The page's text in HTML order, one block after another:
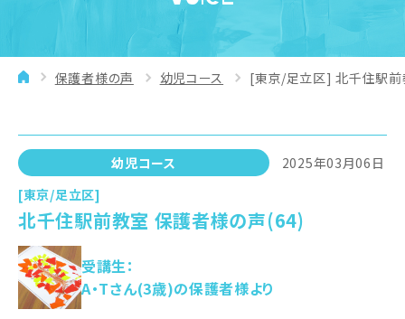
保護者様の声 幼児コース [東京/足立区] 北千住駅
幼児コース
2025年03月06日
[東京/足立区]
北千住駅前教室 保護者様の声(64)
受講生：
A・Tさん(3歳)の保護者様より